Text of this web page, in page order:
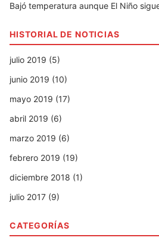
Bajó temperatura aunque El Niño
HISTORIAL DE NOTICIAS
julio 2019 (5)
junio 2019 (10)
mayo 2019 (17)
abril 2019 (6)
marzo 2019 (6)
febrero 2019 (19)
diciembre 2018 (1)
julio 2017 (9)
CATEGORÍAS